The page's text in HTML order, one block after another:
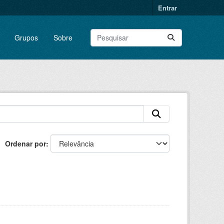
Entrar
Grupos Sobre
Ordenar por